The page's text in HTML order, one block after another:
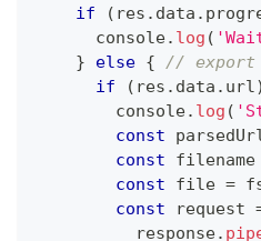
if
( res . data .
console. log (
}
else {
// export
if
( res . data . url)
console. log (
const
const filename
const file =
const request
          response
.